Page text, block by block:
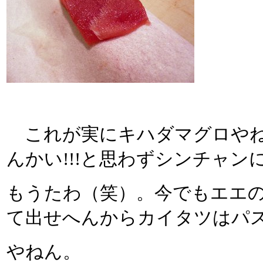
これが実にキハダマグロや
んかい!!!と思わずシンチャン
もうたわ（笑）。今でもエエ
て出せへんからカイタツはパ
やねん。